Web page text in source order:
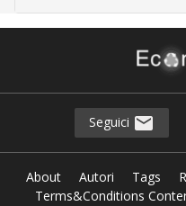
Seguici
About Autori Tags
Terms&Conditions